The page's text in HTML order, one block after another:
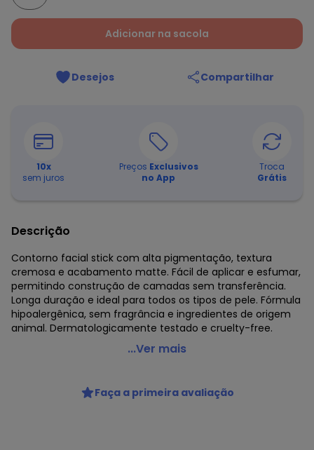
Adicionar na sacola
Desejos Compartilhar
10x
sem juros
Preços Exclusivos
no App
Troca
Grátis
Descrição
Contorno facial stick com alta pigmentação, textura
cremosa e acabamento matte. Fácil de aplicar e esfumar,
permitindo construção de camadas sem transferência.
Longa duração e ideal para todos os tipos de pele. Fórmula
hipoalergênica, sem fragrância e ingredientes de origem
animal. Dermatologicamente testado e cruelty-free.
Payot - Bastão de Contorno Cherie Media Cor 2
Fornecedor: DISTRIBUIDORA OK EIRELI / CNPJ
43.734.510/0012-5
...Ver mais
Faça a primeira avaliação